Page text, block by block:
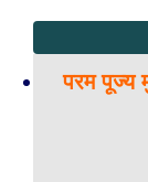
परम पूज्य